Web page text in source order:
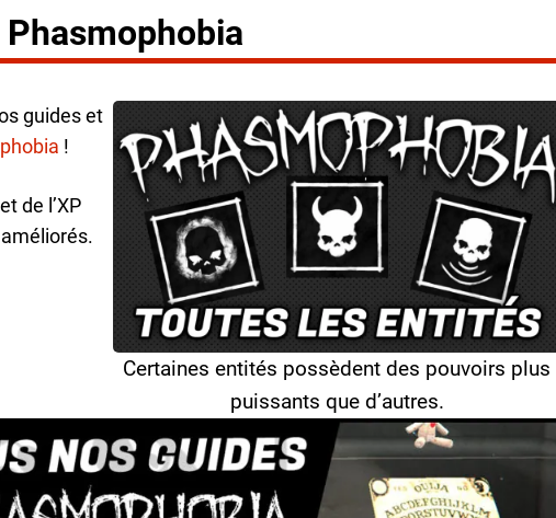
guides et
!
de l’XP
Certaines entités possèdent des pouvoirs plus
puissants que d’autres.